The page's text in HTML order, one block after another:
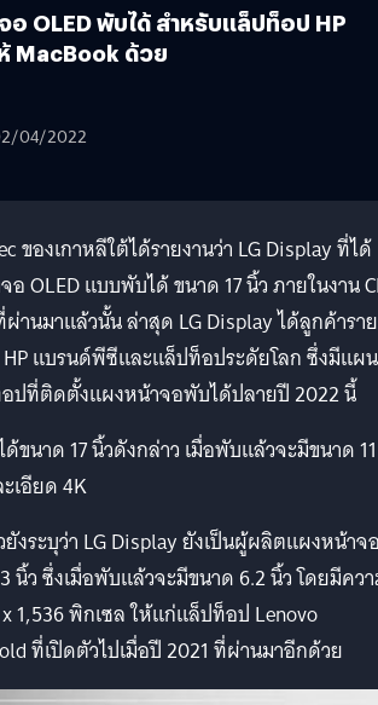
อ OLED พับได้ สำหรับแล็ปท็อป HP
MacBook ด้วย
04/2022
ของเกาหลีใต้ได้รายงานว่า LG Display ที่ได้
OLED แบบพับได้ ขนาด 17 นิ้ว ภายในงาน
านมาแล้วนั้น ล่าสุด LG Display ได้ลูกค้าราย
แบรนด์พีซีและแล็ปท็อประดัยโลก ซึ่งมีแผน
ปที่ติดตั้งแผงหน้าจอพับได้ปลายปี 2022 นี้
ขนาด 17 นิ้วดังกล่าว เมื่อพับแล้วจะมีขนาด 11
เอียด 4K
งระบุว่า LG Display ยังเป็นผู้ผลิตแผงหน้าจ
นิ้ว ซึ่งเมื่อพับแล้วจะมีขนาด 6.2 นิ้ว โดยมีคว
1,536 พิกเซล ให้แก่แล็ปท็อป Lenovo
ที่เปิดตัวไปเมื่อปี 2021 ที่ผ่านมาอีกด้วย